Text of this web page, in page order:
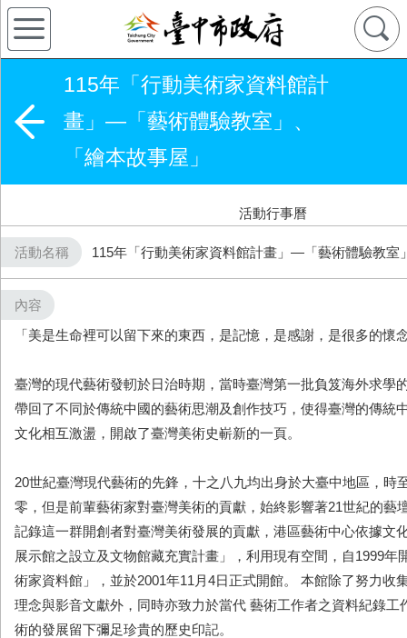
115年「行動美術家資料館計
畫」—「藝術體驗教室」、
「繪本故事屋」
活動行事曆
活動名稱 115年「行動美術家資料館計畫」—「藝術體驗教室
內容
「美是生命裡可以留下來的東西，是記憶，是感謝，是很多的懷
臺灣的現代藝術發軔於日治時期，當時臺灣第一批負笈海外求學
帶回了不同於傳統中國的藝術思潮及創作技巧，使得臺灣的傳統
文化相互激盪，開啟了臺灣美術史嶄新的一頁。
20世紀臺灣現代藝術的先鋒，十之八九均出身於大臺中地區，時
零，但是前輩藝術家對臺灣美術的貢獻，始終影響著21世紀的藝
記錄這一群開創者對臺灣美術發展的貢獻，港區藝術中心依據文
展示館之設立及文物館藏充實計畫」，利用現有空間，自1999年
術家資料館」，並於2001年11月4日正式開館。 本館除了努力收
理念與影音文獻外，同時亦致力於當代 藝術工作者之資料紀錄工
術的發展留下彌足珍貴的歷史印記。